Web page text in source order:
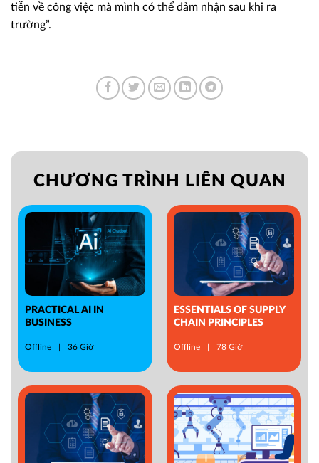
tiễn về công việc mà mình có thể đảm nhận sau khi ra
trường”.
CHƯƠNG TRÌNH LIÊN QUAN
PRACTICAL AI IN
BUSINESS
Offline 36 Giờ
ESSENTIALS OF SUPPLY
CHAIN PRINCIPLES
Offline 78 Giờ